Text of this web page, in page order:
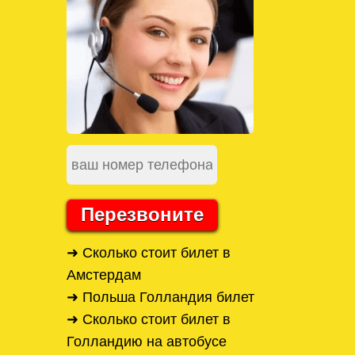
Перезвоните
➜ Сколько стоит билет в
Амстердам
➜ Польша Голландия билет
➜ Сколько стоит билет в
Голландию на автобусе